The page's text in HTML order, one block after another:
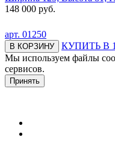
148 000 руб.
арт. 01250
В КОРЗИНУ
КУПИТЬ В
Мы используем файлы
сервисов.
Принять